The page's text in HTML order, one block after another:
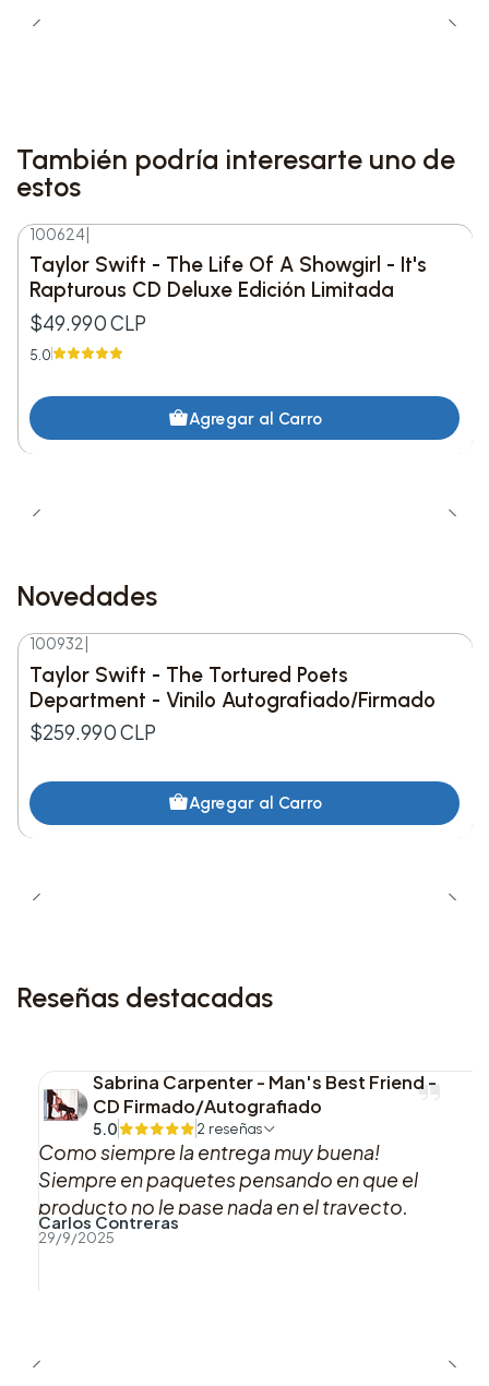
También podría interesarte uno de
estos
100624
Taylor Swift - The Life Of A Showgirl - It's
Rapturous CD Deluxe Edición Limitada
$49.990 CLP
5.0
Agregar al Carro
Novedades
Nuevo
100932
Taylor Swift - The Tortured Poets
Department - Vinilo Autografiado/Firmado
$259.990 CLP
Agregar al Carro
Reseñas destacadas
Sabrina Carpenter - Man's Best Friend -
CD Firmado/Autografiado
5.0 2 reseñas
Como siempre la entrega muy buena!
Siempre en paquetes pensando en que el
producto no le pase nada en el trayecto,
muy buena atención por WhatsApp!
Carlos Contreras
29/9/2025